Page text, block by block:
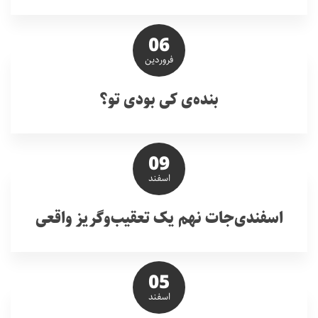
06
فروردین
بنده‌ی کی بودی تو؟
09
اسفند
اسفندی‌جات نهم یک تعقیب‌‌وگریز واقعی
05
اسفند